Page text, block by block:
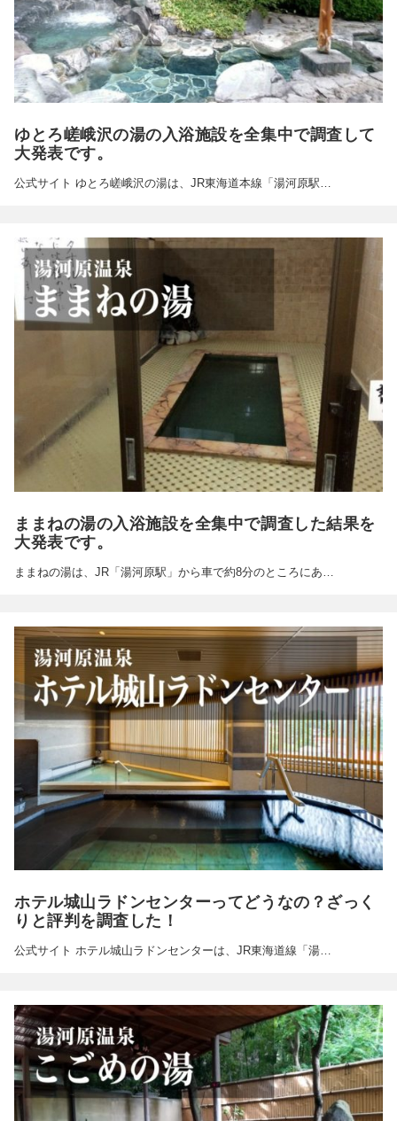
ゆとろ嵯峨沢の湯の入浴施設を全集中で調査して
大発表です。
公式サイト ゆとろ嵯峨沢の湯は、JR東海道本線「湯河原駅…
ままねの湯の入浴施設を全集中で調査した結果を
大発表です。
ままねの湯は、JR「湯河原駅」から車で約8分のところにあ…
ホテル城山ラドンセンターってどうなの？ざっく
りと評判を調査した！
公式サイト ホテル城山ラドンセンターは、JR東海道線「湯…